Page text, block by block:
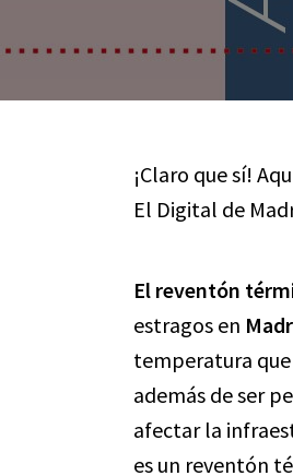
¡Claro que sí!
El Digital de
El reventón
estragos en
temperatura que
además de ser
afectar la
es un reventón